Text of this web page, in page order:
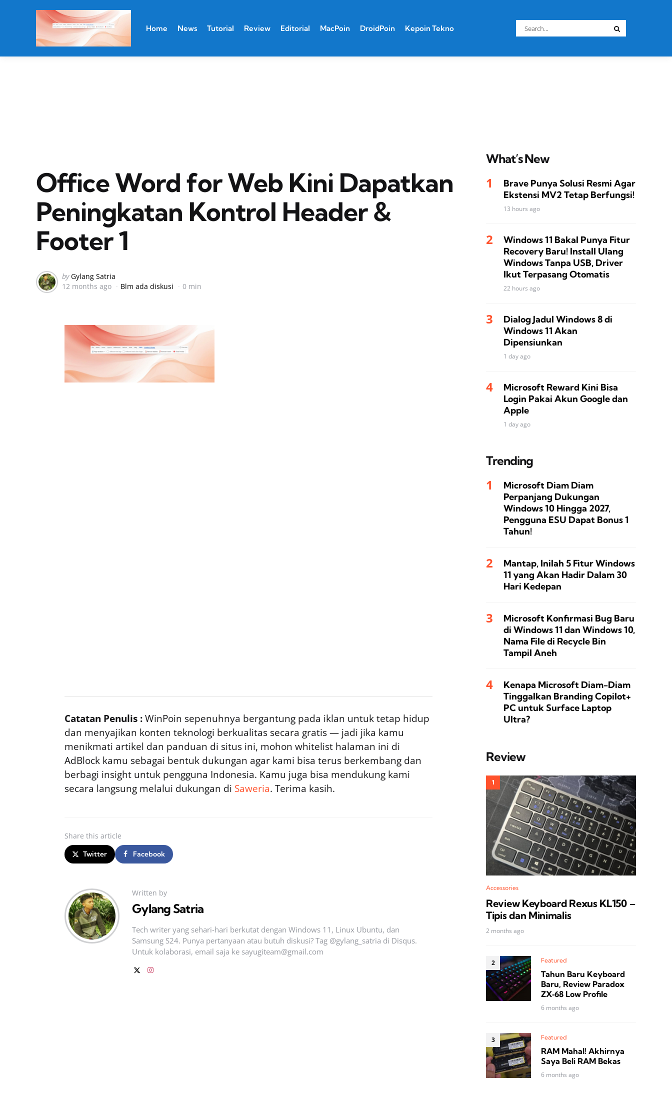
Home News Tutorial Review Editorial MacPoin DroidPoin Kepoin Tekno
Search
for:
Office Word for Web Kini Dapatkan
Peningkatan Kontrol Header &
Footer 1
Posted
by
by Gylang Satria
12 months ago
Blm ada diskusi 0 min
Catatan Penulis :WinPoin sepenuhnya bergantung pada iklan untuk tetap hidup
dan menyajikan konten teknologi berkualitas secara gratis — jadi jika kamu
menikmati artikel dan panduan di situs ini, mohon whitelist halaman ini di
AdBlock kamu sebagai bentuk dukungan agar kami bisa terus berkembang dan
berbagi insight untuk pengguna Indonesia. Kamu juga bisa mendukung kami
secara langsung melalui dukungan di Saweria. Terima kasih.
Share this article
Twitter Facebook
Written by
Gylang Satria
Tech writer yang sehari‑hari berkutat dengan Windows 11, Linux Ubuntu, dan
Samsung S24. Punya pertanyaan atau butuh diskusi? Tag @gylang_satria di Disqus.
Untuk kolaborasi, email saja ke sayugiteam@gmail.com
What’s New
Brave Punya Solusi Resmi Agar
Ekstensi MV2 Tetap Berfungsi!
13 hours ago
Windows 11 Bakal Punya Fitur
Recovery Baru! Install Ulang
Windows Tanpa USB, Driver
Ikut Terpasang Otomatis
22 hours ago
Dialog Jadul Windows 8 di
Windows 11 Akan
Dipensiunkan
1 day ago
Microsoft Reward Kini Bisa
Login Pakai Akun Google dan
Apple
1 day ago
Trending
Microsoft Diam Diam
Perpanjang Dukungan
Windows 10 Hingga 2027,
Pengguna ESU Dapat Bonus 1
Tahun!
Mantap, Inilah 5 Fitur Windows
11 yang Akan Hadir Dalam 30
Hari Kedepan
Microsoft Konfirmasi Bug Baru
di Windows 11 dan Windows 10,
Nama File di Recycle Bin
Tampil Aneh
Kenapa Microsoft Diam-Diam
Tinggalkan Branding Copilot+
PC untuk Surface Laptop
Ultra?
Review
Accessories
Review Keyboard Rexus KL150 –
Tipis dan Minimalis
2 months ago
Featured
Tahun Baru Keyboard
Baru, Review Paradox
ZX‑68 Low Profile
6 months ago
Featured
RAM Mahal! Akhirnya
Saya Beli RAM Bekas
6 months ago